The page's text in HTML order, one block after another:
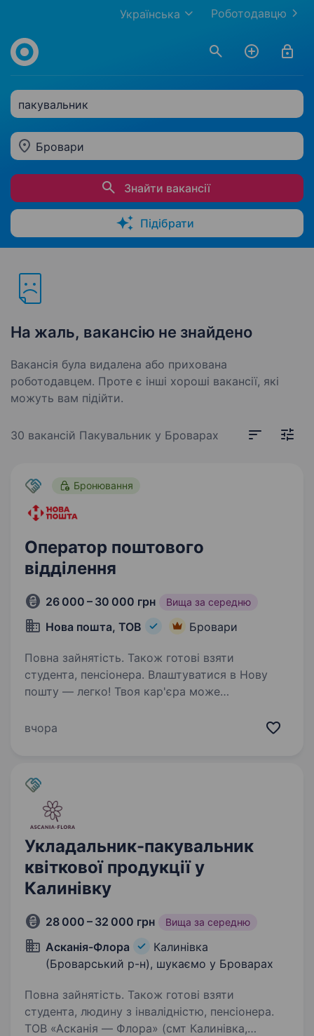
Роботодавцю
Українська
пакувальник
Бровари
Знайти вакансії
Підібрати
На жаль, вакансію не знайдено
Вакансія була видалена або прихована
роботодавцем. Проте є інші хороші вакансії, які
можуть вам підійти.
30 вакансій Пакувальник у Броварах
Бронювання
Оператор поштового
відділення
26 000 – 30 000 грн Вища за середню
Нова пошта, ТОВ Бровари
Повна зайнятість. Також готові взяти
студента, пенсіонера. Влаштуватися в Нову
пошту — легко! Твоя кар'єра може
ми в пошуку оператора поштового відділення.
вчора
Укладальник-пакувальник
квіткової продукції у
Калинівку
28 000 – 32 000 грн Вища за середню
Асканія-Флора
Калинівка
(Броварський р-н), шукаємо у Броварах
Повна зайнятість. Також готові взяти
студента, людину з інвалідністю, пенсіонера.
ТОВ «Асканія — Флора» (смт Калинівка,